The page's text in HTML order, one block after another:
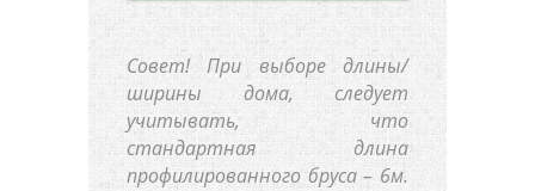
Совет!
При выборе длины/
ширины дома, следует
учитывать, что
стандартная длина
профилированного бруса – 6м.